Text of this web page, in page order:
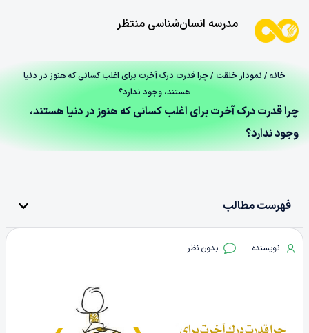
مدرسه انسان‌شناسی منتظر
خانه/ نمودار خلقت/ چرا قدرت درک آخرت برای اغلب کسانی که هنوز در دنیا
هستند، وجود ندارد؟
چرا قدرت درک آخرت برای اغلب کسانی که هنوز در دنیا هستند،
وجود ندارد؟
فهرست مطالب
نویسنده بدون نظر